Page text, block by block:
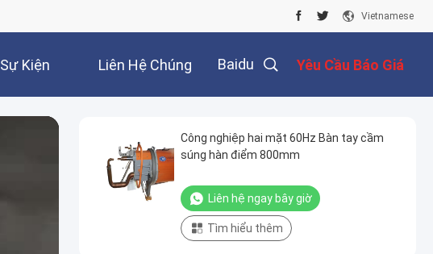
Vietnamese
Sự Kiện Liên Hệ Chúng
Tôi
Baidu Yêu Cầu Báo Giá
Công nghiệp hai mặt 60Hz Bàn tay cầm
súng hàn điểm 800mm
Liên hệ ngay bây giờ
Tìm hiểu thêm